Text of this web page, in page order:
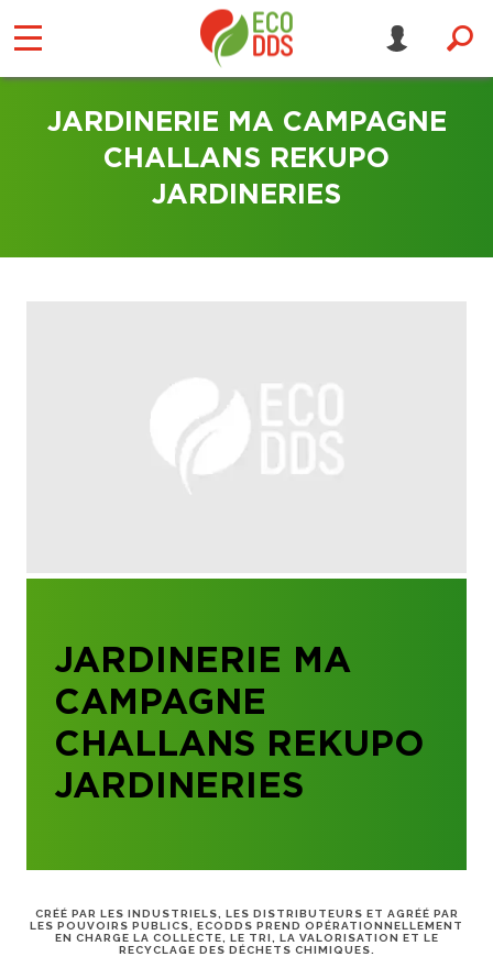
JARDINERIE MA CAMPAGNE
CHALLANS REKUPO
JARDINERIES
JARDINERIE MA
CAMPAGNE
CHALLANS REKUPO
JARDINERIES
CRÉÉ PAR LES INDUSTRIELS, LES DISTRIBUTEURS ET AGRÉÉ PAR
LES POUVOIRS PUBLICS, ECODDS PREND OPÉRATIONNELLEMENT
EN CHARGE LA COLLECTE, LE TRI, LA VALORISATION ET LE
RECYCLAGE DES DÉCHETS CHIMIQUES.